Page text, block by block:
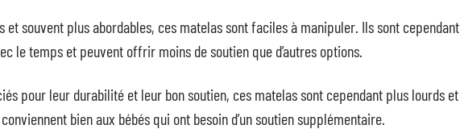
et souvent plus abordables, ces matelas sont faciles à manipuler. Ils sont cependant
le temps et peuvent offrir moins de soutien que d’autres options.
pour leur durabilité et leur bon soutien, ces matelas sont cependant plus lourds et
bien aux bébés qui ont besoin d’un soutien supplémentaire.